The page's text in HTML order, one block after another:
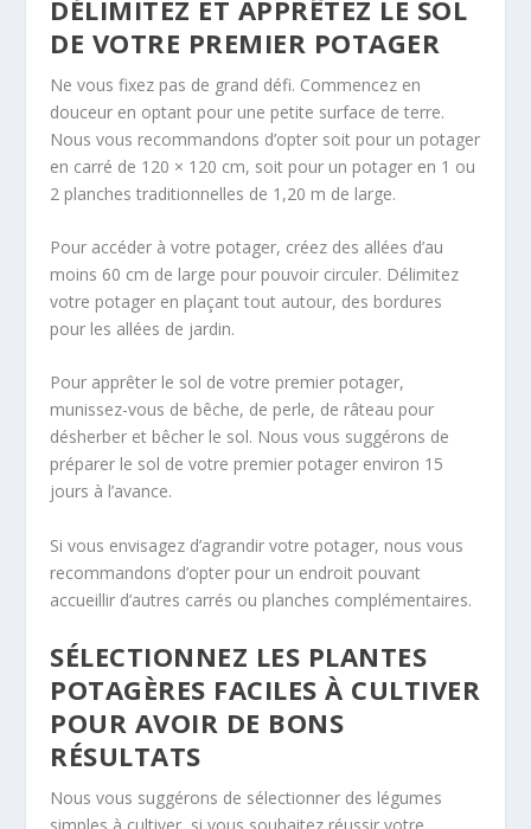
DÉLIMITEZ ET APPRÊTEZ LE SOL
DE VOTRE PREMIER POTAGER
Ne vous fixez pas de grand défi. Commencez en
douceur en optant pour une petite surface de terre.
Nous vous recommandons d’opter soit pour un potager
en carré de 120 × 120 cm, soit pour un potager en 1 ou
2 planches traditionnelles de 1,20 m de large.
Pour accéder à votre potager, créez des allées d’au
moins 60 cm de large pour pouvoir circuler. Délimitez
votre potager en plaçant tout autour, des bordures
pour les allées de jardin.
Pour apprêter le sol de votre premier potager,
munissez-vous de bêche, de perle, de râteau pour
désherber et bêcher le sol. Nous vous suggérons de
préparer le sol de votre premier potager environ 15
jours à l’avance.
Si vous envisagez d’agrandir votre potager, nous vous
recommandons d’opter pour un endroit pouvant
accueillir d’autres carrés ou planches complémentaires.
SÉLECTIONNEZ LES PLANTES
POTAGÈRES FACILES À CULTIVER
POUR AVOIR DE BONS
RÉSULTATS
Nous vous suggérons de sélectionner des légumes